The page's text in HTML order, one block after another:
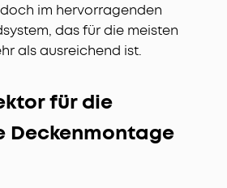
im hervorragenden
das für die meisten
als ausreichend ist.
für die
Deckenmontage